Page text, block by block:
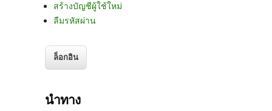
สร้างบัญชีผู้ใช้ใหม่
ลืมรหัสผ่าน
นำทาง